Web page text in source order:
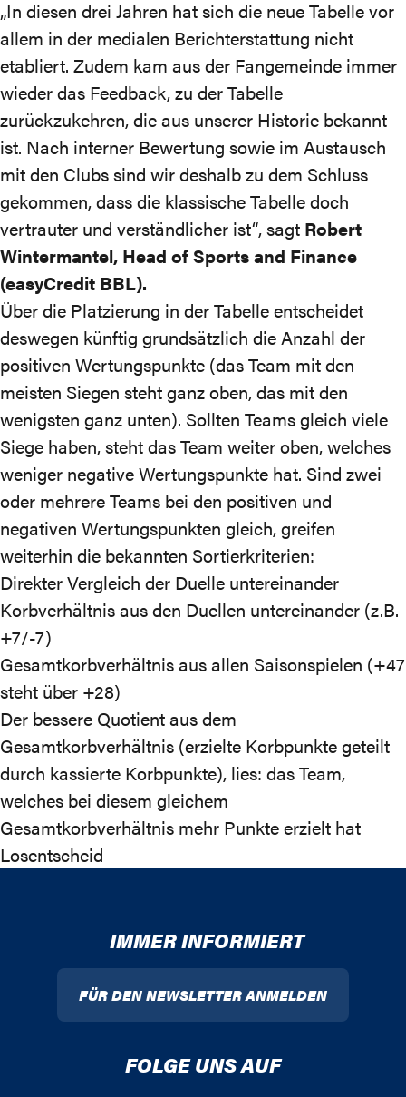
„In diesen drei Jahren hat sich die neue Tabelle vor
allem in der medialen Berichterstattung nicht
etabliert. Zudem kam aus der Fangemeinde immer
wieder das Feedback, zu der Tabelle
zurückzukehren, die aus unserer Historie bekannt
ist. Nach interner Bewertung sowie im Austausch
mit den Clubs sind wir deshalb zu dem Schluss
gekommen, dass die klassische Tabelle doch
vertrauter und verständlicher ist“, sagt Robert
Wintermantel, Head of Sports and Finance
(easyCredit BBL).
Über die Platzierung in der Tabelle entscheidet
deswegen künftig grundsätzlich die Anzahl der
positiven Wertungspunkte (das Team mit den
meisten Siegen steht ganz oben, das mit den
wenigsten ganz unten). Sollten Teams gleich viele
Siege haben, steht das Team weiter oben, welches
weniger negative Wertungspunkte hat. Sind zwei
oder mehrere Teams bei den positiven und
negativen Wertungspunkten gleich, greifen
weiterhin die bekannten Sortierkriterien:
Direkter Vergleich der Duelle untereinander
Korbverhältnis aus den Duellen untereinander (z.B.
+7/-7)
Gesamtkorbverhältnis aus allen Saisonspielen (+47
steht über +28)
Der bessere Quotient aus dem
Gesamtkorbverhältnis (erzielte Korbpunkte geteilt
durch kassierte Korbpunkte), lies: das Team,
welches bei diesem gleichem
Gesamtkorbverhältnis mehr Punkte erzielt hat
Losentscheid
IMMER INFORMIERT
FÜR DEN NEWSLETTER ANMELDEN
FOLGE UNS AUF